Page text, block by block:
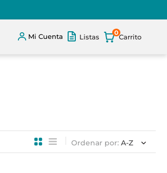
Mi Cuenta Listas
0
Ordenar por A-Z